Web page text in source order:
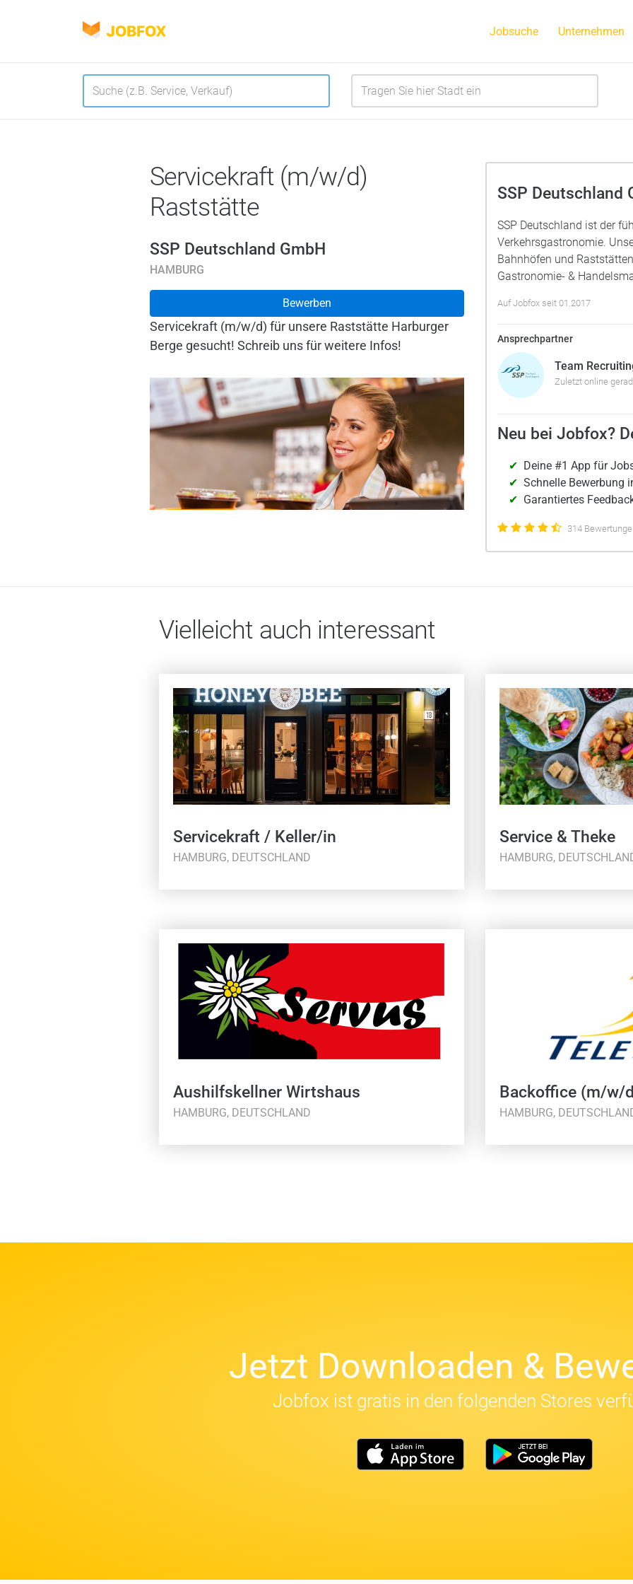
JOBFOX Navigation
Sprache Jobsuche Unternehmen
Servicekraft (m/w/d)
Raststätte
SSP Deutschland GmbH
HAMBURG
Bewerben
Servicekraft (m/w/d) für unsere Raststätte Harburger
Berge gesucht! Schreib uns für weitere Infos!
SSP Deutschland
SSP Deutschland ist der
Verkehrsgastronomie.
Bahnhöfen und
Gastronomie- &
Auf Jobfox seit 01.2017
Ansprechpartner
Team
Zuletzt online
Neu bei Jobfox?
Deine #1 App für
Schnelle Bewerbung
Garantiertes
314
Vielleicht auch interessant
Servicekraft / Keller/in
HAMBURG, DEUTSCHLAND
Service & Theke
HAMBURG,
Aushilfskellner Wirtshaus
HAMBURG, DEUTSCHLAND
Backoffice (m/w/
HAMBURG,
Jetzt Downloaden &
Jobfox ist gratis in den folgenden Stores